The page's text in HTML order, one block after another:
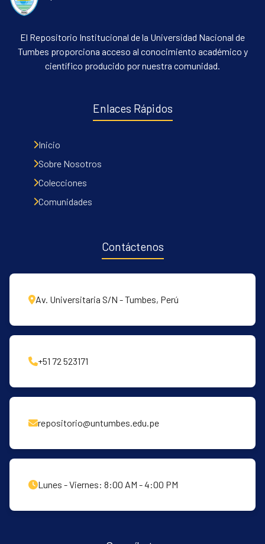
El Repositorio Institucional de la Universidad Nacional de
Tumbes proporciona acceso al conocimiento académico y
científico producido por nuestra comunidad.
Enlaces Rápidos
Inicio
Sobre Nosotros
Colecciones
Comunidades
Contáctenos
Av. Universitaria S/N - Tumbes, Perú
+51 72 523171
repositorio@untumbes.edu.pe
Lunes - Viernes: 8:00 AM - 4:00 PM